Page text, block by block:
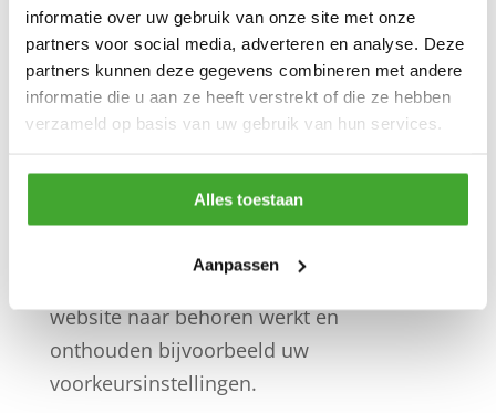
informatie over uw gebruik van onze site met onze
partners voor social media, adverteren en analyse. Deze
partners kunnen deze gegevens combineren met andere
informatie die u aan ze heeft verstrekt of die ze hebben
verzameld op basis van uw gebruik van hun services.
Alles toestaan
Aanpassen
Greenpaints gebruikt alleen technische en
functionele cookies. Een cookie is een
klein tekstbestand dat bij het eerste
bezoek aan deze website wordt
gebruiksgemak. Ze zorgen ervoor dat de
website naar behoren werkt en
onthouden bijvoorbeeld uw
voorkeursinstellingen.